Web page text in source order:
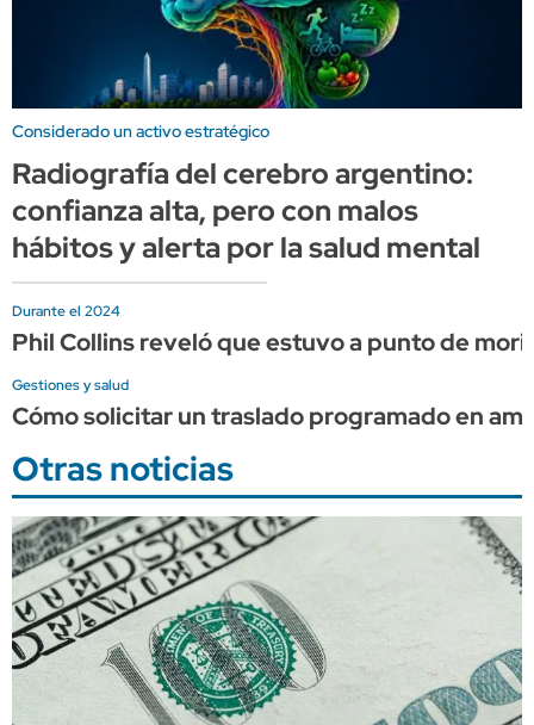
Considerado un activo estratégico
Radiografía del cerebro argentino:
confianza alta, pero con malos
hábitos y alerta por la salud mental
Durante el 2024
Phil Collins reveló que estuvo a punto de
Gestiones y salud
Cómo solicitar un traslado programado en
Otras noticias